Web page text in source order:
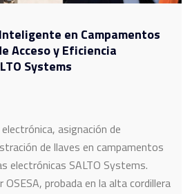
en Campamentos
Acceso y Eficiencia
Systems
asignación de
de llaves en campamentos
electrónicas SALTO Systems.
probada en la alta cordillera